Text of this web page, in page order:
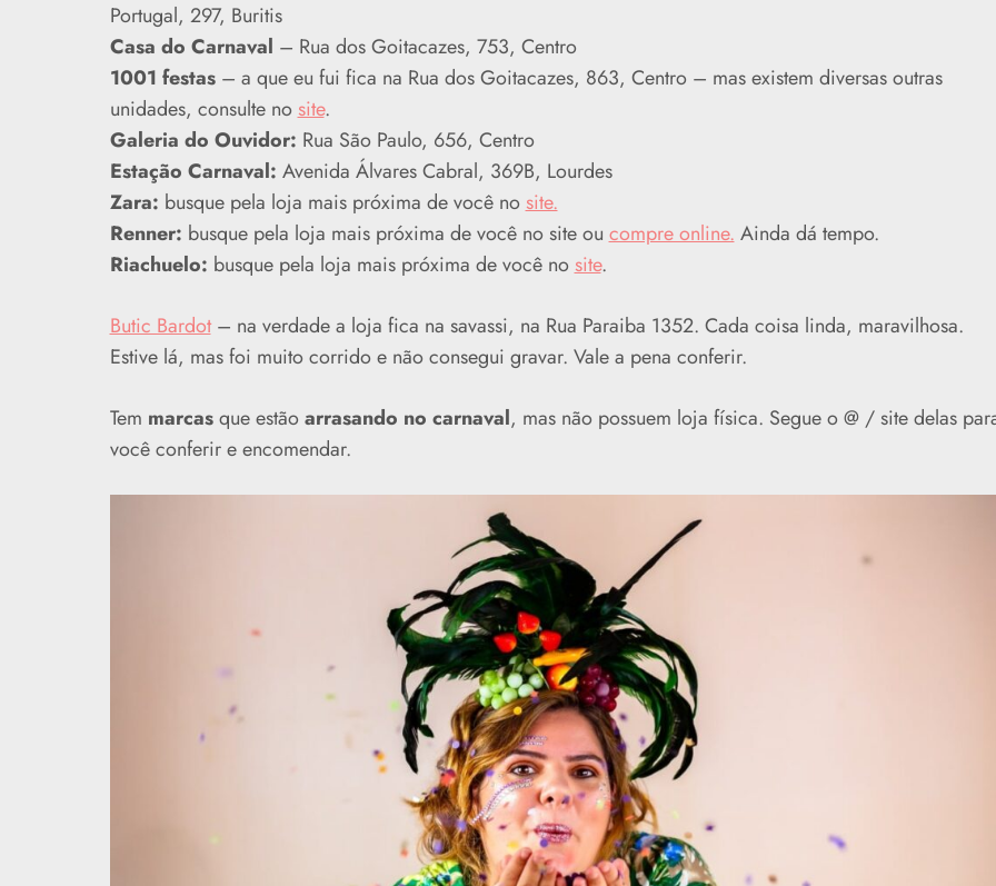
Portugal, 297, Buritis
Casa do Carnaval – Rua dos Goitacazes, 753, Centro
1001 festas– a que eu fui fica na Rua dos Goitacazes, 863, Centro – mas existem diversas outras
unidades, consulte no site.
Galeria do Ouvidor: Rua São Paulo, 656, Centro
Estação Carnaval: Avenida Álvares Cabral, 369B, Lourdes
Zara: busque pela loja mais próxima de você no site.
Renner: busque pela loja mais próxima de você no site ou compre online. Ainda dá tempo.
Riachuelo: busque pela loja mais próxima de você no site.
Butic Bardot– na verdade a loja fica na savassi, na Rua Paraiba 1352. Cada coisa linda, maravilhosa.
Estive lá, mas foi muito corrido e não consegui gravar. Vale a pena conferir.
Tem marcasque estãoarrasando no carnaval, mas não possuem loja física. Segue o @ / site delas
você conferir e encomendar.